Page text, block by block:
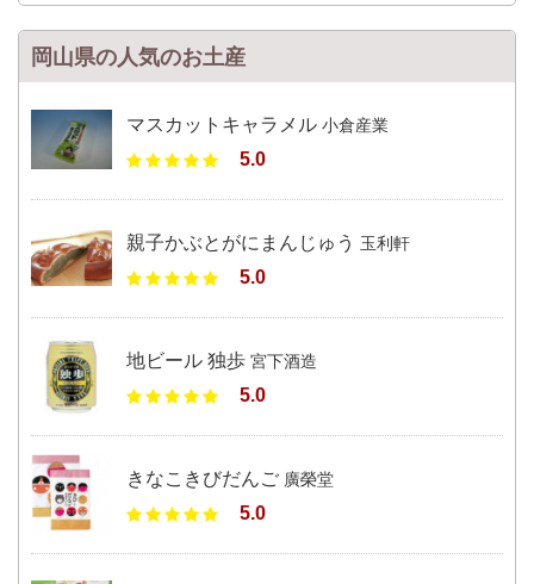
岡山県の人気のお土産
マスカットキャラメル 小倉産業
5.0
親子かぶとがにまんじゅう 玉利軒
5.0
地ビール 独歩 宮下酒造
5.0
きなこきびだんご 廣榮堂
5.0